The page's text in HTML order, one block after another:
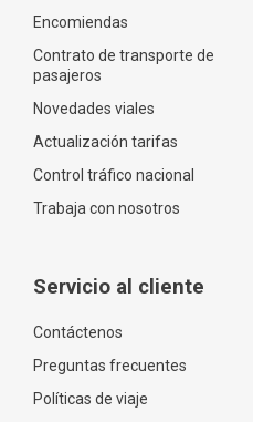
Encomiendas
Contrato de transporte de
pasajeros
Novedades viales
Actualización tarifas
Control tráfico nacional
Trabaja con nosotros
Servicio al cliente
Contáctenos
Preguntas frecuentes
Políticas de viaje